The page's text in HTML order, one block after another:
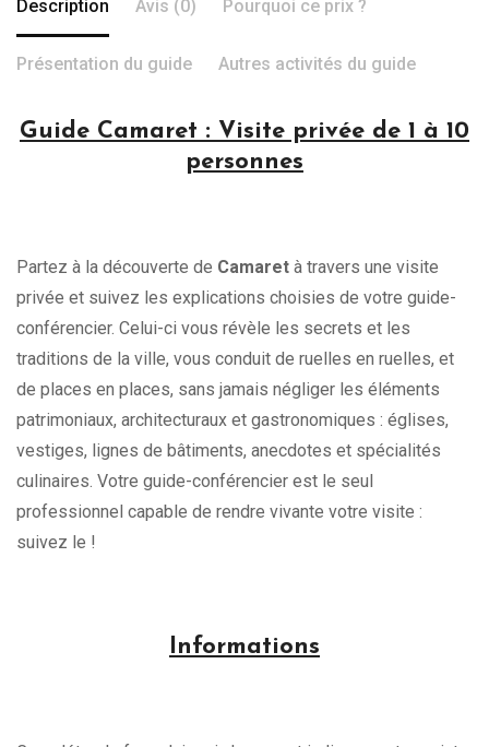
Description Avis (0) Pourquoi ce prix ?
Présentation du guide Autres activités du guide
Guide Camaret : Visite privée de 1 à 10
personnes
Partez à la découverte de Camaret à travers une visite
privée et suivez les explications choisies de votre guide-
conférencier. Celui-ci vous révèle les secrets et les
traditions de la ville, vous conduit de ruelles en ruelles, et
de places en places, sans jamais négliger les éléments
patrimoniaux, architecturaux et gastronomiques : églises,
vestiges, lignes de bâtiments, anecdotes et spécialités
culinaires. Votre guide-conférencier est le seul
professionnel capable de rendre vivante votre visite :
suivez le !
Informations